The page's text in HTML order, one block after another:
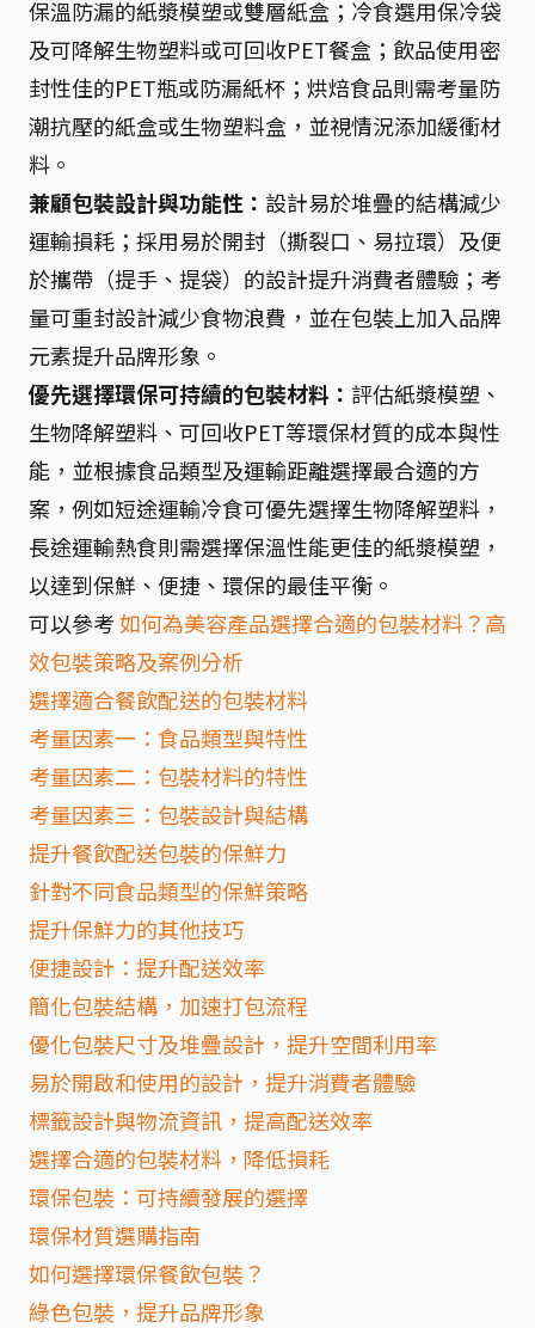
保溫防漏的紙漿模塑或雙層紙盒；冷食選用保冷袋
及可降解生物塑料或可回收PET餐盒；飲品使用密
封性佳的PET瓶或防漏紙杯；烘焙食品則需考量防
潮抗壓的紙盒或生物塑料盒，並視情況添加緩衝材
料。
兼顧包裝設計與功能性： 設計易於堆疊的結構減少
運輸損耗；採用易於開封（撕裂口、易拉環）及便
於攜帶（提手、提袋）的設計提升消費者體驗；考
量可重封設計減少食物浪費，並在包裝上加入品牌
元素提升品牌形象。
優先選擇環保可持續的包裝材料： 評估紙漿模塑、
生物降解塑料、可回收PET等環保材質的成本與性
能，並根據食品類型及運輸距離選擇最合適的方
案，例如短途運輸冷食可優先選擇生物降解塑料，
長途運輸熱食則需選擇保溫性能更佳的紙漿模塑，
以達到保鮮、便捷、環保的最佳平衡。
可以參考如何為美容產品選擇合適的包裝材料？高
效包裝策略及案例分析
選擇適合餐飲配送的包裝材料
考量因素一：食品類型與特性
考量因素二：包裝材料的特性
考量因素三：包裝設計與結構
提升餐飲配送包裝的保鮮力
針對不同食品類型的保鮮策略
提升保鮮力的其他技巧
便捷設計：提升配送效率
簡化包裝結構，加速打包流程
優化包裝尺寸及堆疊設計，提升空間利用率
易於開啟和使用的設計，提升消費者體驗
標籤設計與物流資訊，提高配送效率
選擇合適的包裝材料，降低損耗
環保包裝：可持續發展的選擇
環保材質選購指南
如何選擇環保餐飲包裝？
綠色包裝，提升品牌形象